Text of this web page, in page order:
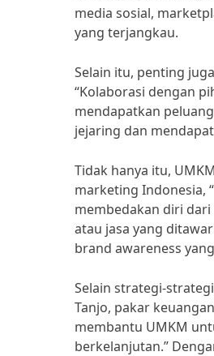
media sosial,
yang terjangkau.
Selain itu, penting
“Kolaborasi dengan
mendapatkan
jejaring dan
Tidak hanya itu,
marketing Indonesia,
membedakan diri
atau jasa yang
brand awareness
Selain strategi-
Tanjo, pakar
membantu UMKM
berkelanjutan.”